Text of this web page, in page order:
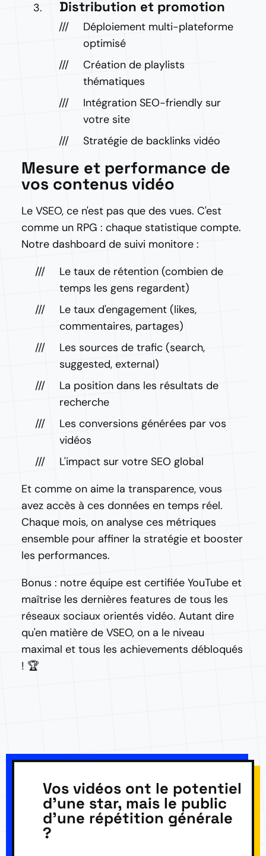
Distribution et promotion
Déploiement multi-plateforme
optimisé
Création de playlists
thématiques
Intégration SEO-friendly sur
votre site
Stratégie de backlinks vidéo
Mesure et performance de
vos contenus vidéo
Le VSEO, ce n'est pas que des vues. C'est
comme un RPG : chaque statistique compte.
Notre dashboard de suivi monitore :
Le taux de rétention (combien de
temps les gens regardent)
Le taux d'engagement (likes,
commentaires, partages)
Les sources de trafic (search,
suggested, external)
La position dans les résultats de
recherche
Les conversions générées par vos
vidéos
L'impact sur votre SEO global
Et comme on aime la transparence, vous
avez accès à ces données en temps réel.
Chaque mois, on analyse ces métriques
ensemble pour affiner la stratégie et booster
les performances.
Bonus : notre équipe est certifiée YouTube et
maîtrise les dernières features de tous les
réseaux sociaux orientés vidéo. Autant dire
qu'en matière de VSEO, on a le niveau
maximal et tous les achievements débloqués
! 🏆
Vos vidéos ont le potentiel
d'une star, mais le public
d'une répétition générale
?